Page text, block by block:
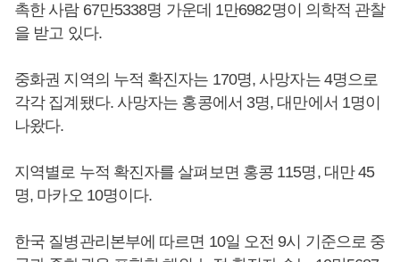
촉한 사람 67만5338명 가운데 1만6982명이 의학적 관찰
을 받고 있다.
중화권 지역의 누적 확진자는 170명, 사망자는 4명으로
각각 집계됐다. 사망자는 홍콩에서 3명, 대만에서 1명이
나왔다.
지역별로 누적 확진자를 살펴보면 홍콩 115명, 대만 45
명, 마카오 10명이다.
한국 질병관리본부에 따르면 10일 오전 9시 기준으로 중